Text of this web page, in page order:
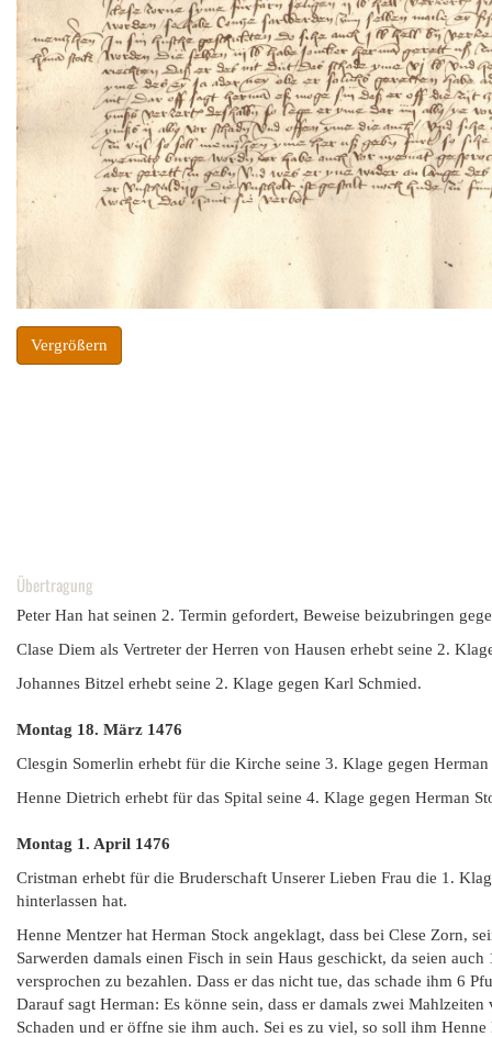
Vergrößern
Übertragung
Peter Han hat seinen 2. Termin gefordert, Beweise beizubringen
Clase Diem als Vertreter der Herren von Hausen erhebt seine 2.
Johannes Bitzel erhebt seine 2. Klage gegen Karl Schmied.
Montag 18. März 1476
Clesgin Somerlin erhebt für die Kirche seine 3. Klage gegen Herman
Henne Dietrich erhebt für das Spital seine 4. Klage gegen Herman
Montag 1. April 1476
Cristman erhebt für die Bruderschaft Unserer Lieben Frau die 1.
hinterlassen hat.
Henne Mentzer hat Herman Stock angeklagt, dass bei Clese Zorn,
Sarwerden damals einen Fisch in sein Haus geschickt, da seien
versprochen zu bezahlen. Dass er das nicht tue, das schade ihm 6
Darauf sagt Herman: Es könne sein, dass er damals zwei
Schaden und er öffne sie ihm auch. Sei es zu viel, so soll ihm